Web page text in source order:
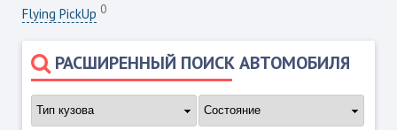
Flying PickUp 0
РАСШИРЕННЫЙ ПОИСК АВТОМОБИЛЯ